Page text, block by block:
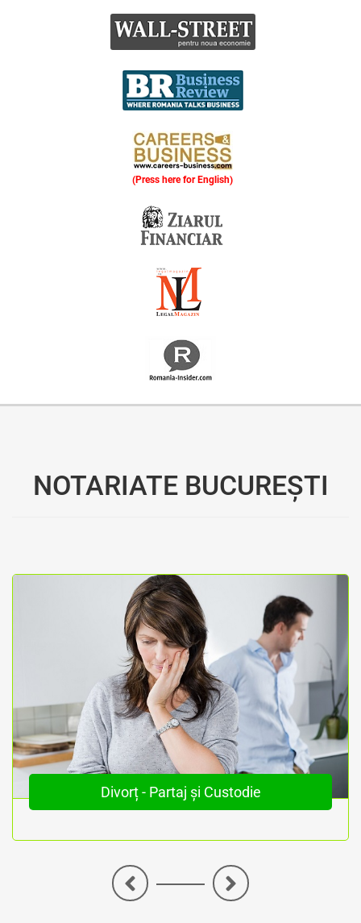
(Press here for English)
NOTARIATE BUCUREȘTI
Divorț - Partaj și Custodie
<